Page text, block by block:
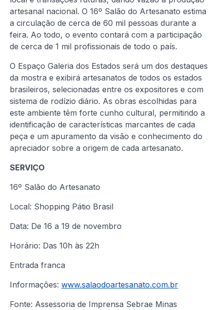
artesanal nacional. O 16º Salão do Artesanato estima
a circulação de cerca de 60 mil pessoas durante a
feira. Ao todo, o evento contará com a participação
de cerca de 1 mil profissionais de todo o país.
O Espaço Galeria dos Estados será um dos destaques
da mostra e exibirá artesanatos de todos os estados
brasileiros, selecionadas entre os expositores e com
sistema de rodízio diário. As obras escolhidas para
este ambiente têm forte cunho cultural, permitindo a
identificação de características marcantes de cada
peça e um apuramento da visão e conhecimento do
apreciador sobre a origem de cada artesanato.
SERVIÇO
16º Salão do Artesanato
Local: Shopping Pátio Brasil
Data: De 16 a 19 de novembro
Horário: Das 10h às 22h
Entrada franca
Informações: www.salaodoartesanato.com.br
Fonte: Assessoria de Imprensa Sebrae Minas